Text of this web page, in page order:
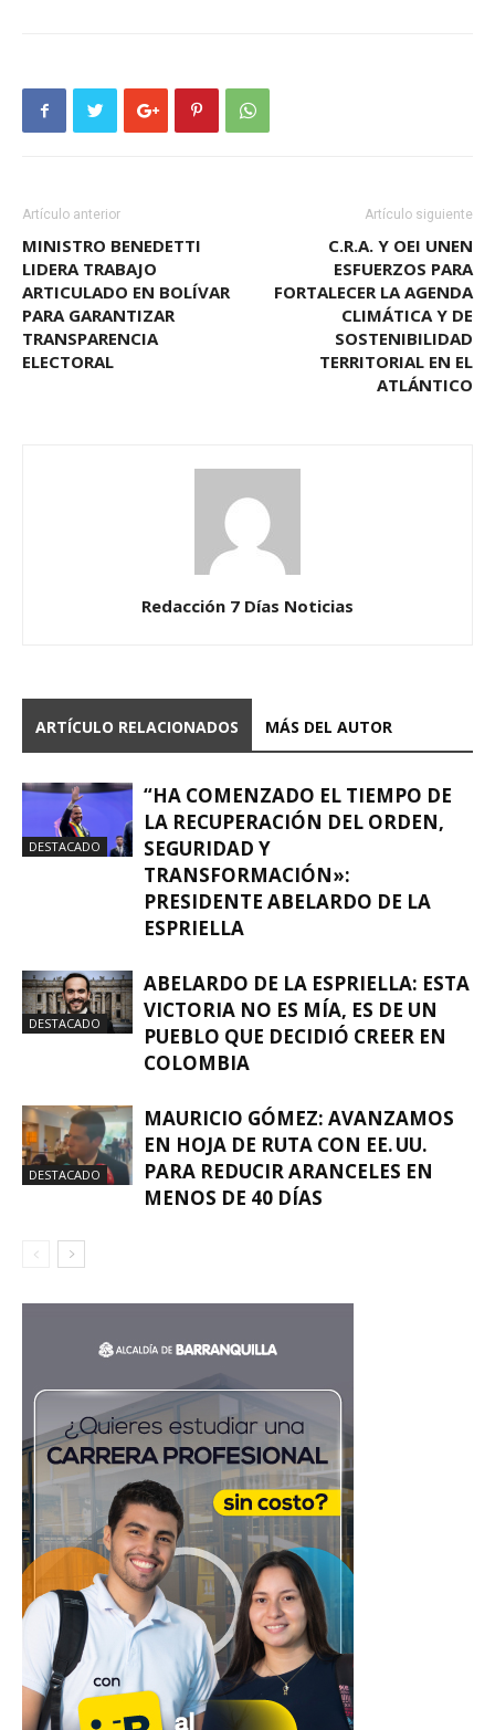
Artículo anterior
MINISTRO BENEDETTI
LIDERA TRABAJO
ARTICULADO EN BOLÍVAR
PARA GARANTIZAR
TRANSPARENCIA
ELECTORAL
Artículo siguiente
C.R.A. Y OEI UNEN
ESFUERZOS PARA
FORTALECER LA AGENDA
CLIMÁTICA Y DE
SOSTENIBILIDAD
TERRITORIAL EN EL
ATLÁNTICO
Redacción 7 Días Noticias
ARTÍCULO RELACIONADOS MÁS DEL AUTOR
DESTACADO
“HA COMENZADO EL TIEMPO DE
LA RECUPERACIÓN DEL ORDEN,
SEGURIDAD Y
TRANSFORMACIÓN»:
PRESIDENTE ABELARDO DE LA
ESPRIELLA
DESTACADO
ABELARDO DE LA ESPRIELLA: ESTA
VICTORIA NO ES MÍA, ES DE UN
PUEBLO QUE DECIDIÓ CREER EN
COLOMBIA
DESTACADO
MAURICIO GÓMEZ: AVANZAMOS
EN HOJA DE RUTA CON EE. UU.
PARA REDUCIR ARANCELES EN
MENOS DE 40 DÍAS